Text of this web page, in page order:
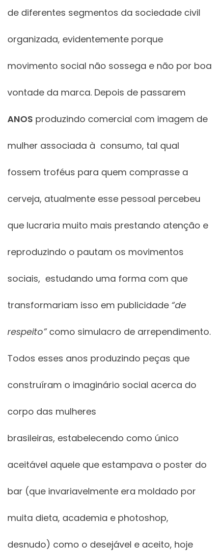
de diferentes segmentos da sociedade civil
organizada, evidentemente porque
movimento social não sossega e não por boa
vontade da marca. Depois de passarem
ANOS produzindo comercial com imagem de
mulher associada à consumo, tal qual
fossem troféus para quem comprasse a
cerveja, atualmente esse pessoal percebeu
que lucraria muito mais prestando atenção e
reproduzindo o pautam os movimentos
sociais, estudando uma forma com que
transformariam isso em publicidade “de
respeito”como simulacro de arrependimento.
Todos esses anos produzindo peças que
construíram o imaginário social acerca do
corpo das mulheres
brasileiras, estabelecendo como único
aceitável aquele que estampava o poster do
bar (que invariavelmente era moldado por
muita dieta, academia e photoshop,
desnudo) como o desejável e aceito, hoje